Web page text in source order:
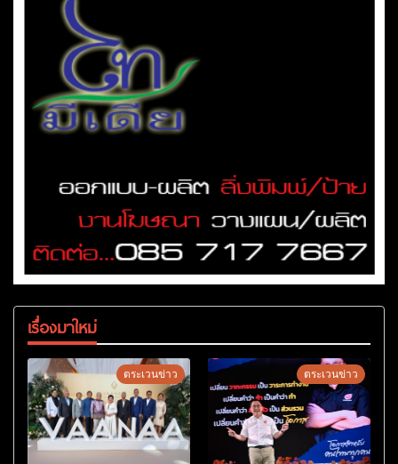
เรื่องมาใหม่
ตระเวนข่าว ตระเวนข่าว